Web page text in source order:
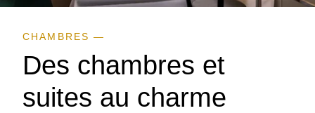
CHAMBRES —
Des chambres et
suites au charme